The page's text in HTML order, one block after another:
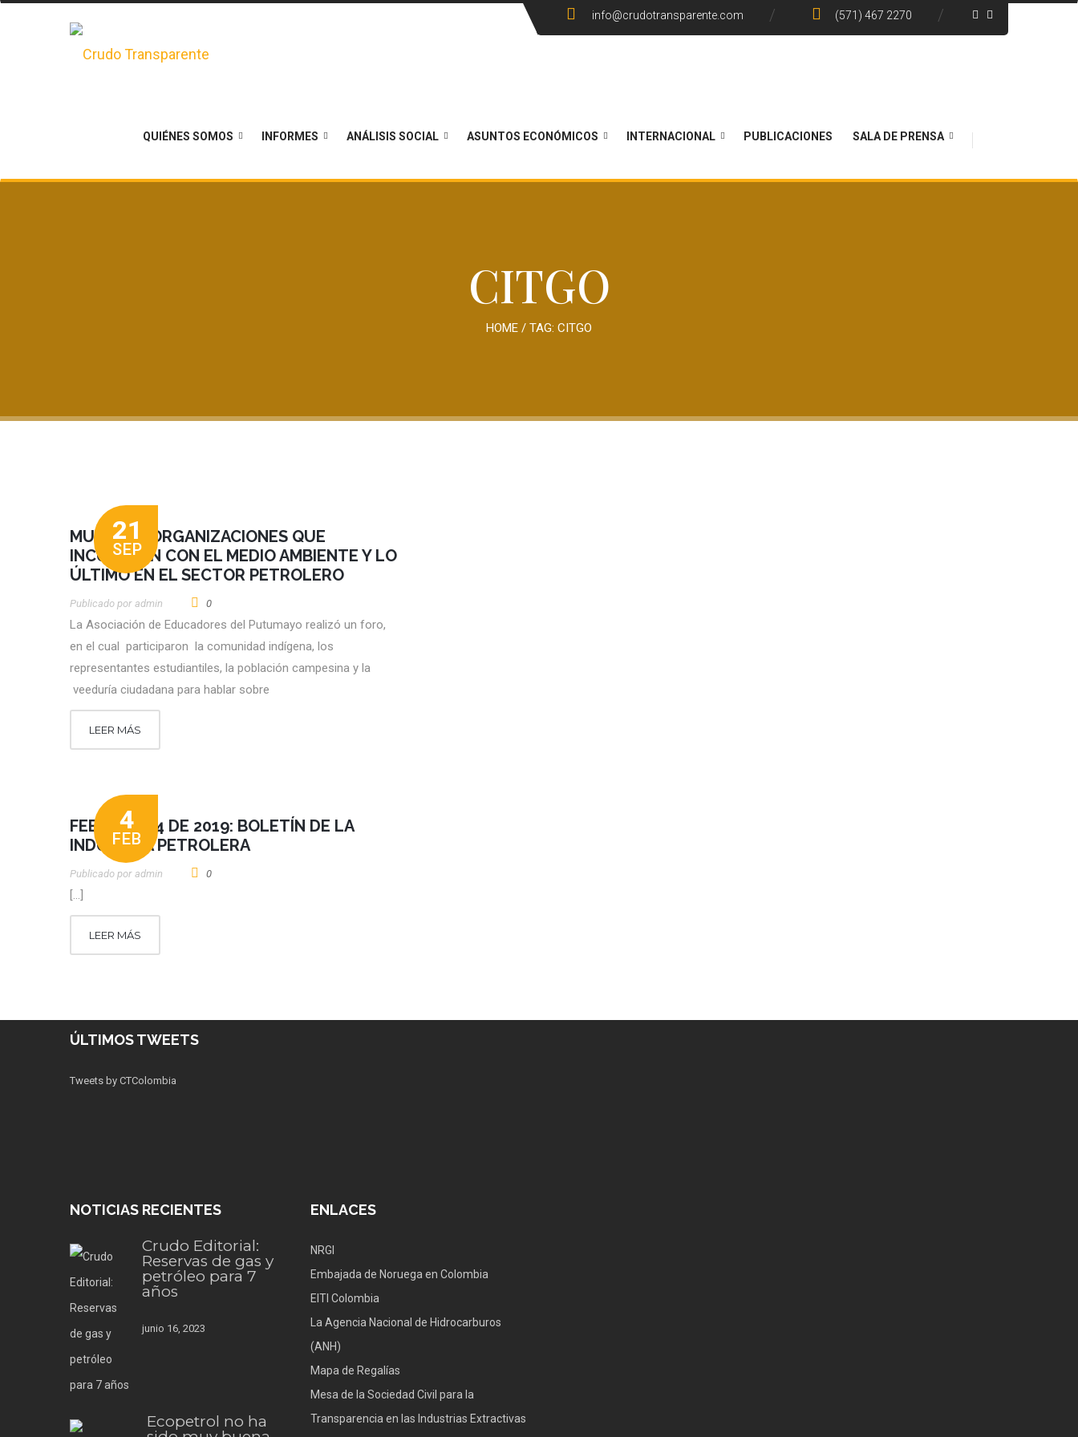
info@crudotransparente.com (571) 467 2270
QUIÉNES SOMOS INFORMES ANÁLISIS SOCIAL ASUNTOS ECONÓMICOS INTERNACIONAL PUBLICACIONES SALA DE PRENSA
CITGO
HOME / TAG: CITGO
21
SEP
MULTAS A ORGANIZACIONES QUE
INCUMPLEN CON EL MEDIO AMBIENTE Y LO
ÚLTIMO EN EL SECTOR PETROLERO
Publicado por Admin 0
La Asociación de Educadores del Putumayo realizó un foro,
en el cual participaron la comunidad indígena, los
representantes estudiantiles, la población campesina y la
veeduría ciudadana para hablar sobre
LEER MÁS
4
FEB
FEBRERO 04 DE 2019: BOLETÍN DE LA
INDUSTRIA PETROLERA
Publicado por Admin 0
[…]
LEER MÁS
ÚLTIMOS TWEETS
Tweets by CTColombia
NOTICIAS RECIENTES
Crudo Editorial:
Reservas de gas y
petróleo para 7
años
junio 16, 2023
Ecopetrol no ha
ENLACES
NRGI
Embajada de Noruega en Colombia
EITI Colombia
La Agencia Nacional de Hidrocarburos
(ANH)
Mapa de Regalías
Mesa de la Sociedad Civil para la
Transparencia en las Industrias Extractivas